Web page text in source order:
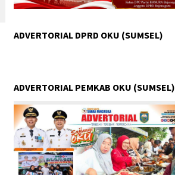
ADVERTORIAL DPRD OKU (SUMSEL)
ADVERTORIAL PEMKAB OKU (SUMSEL)